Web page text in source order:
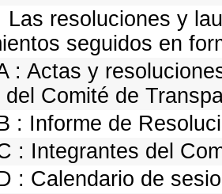
Las resoluciones y
seguidos en
: Actas y
del Comité de
: Informe de
: Integrantes del
: Calendario de